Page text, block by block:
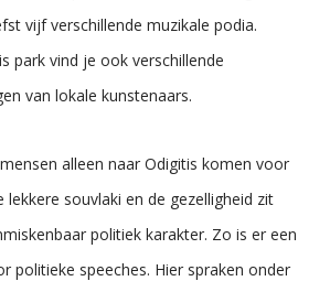
vijf verschillende muzikale podia.
park vind je ook verschillende
van lokale kunstenaars.
alleen naar Odigitis komen voor
lekkere souvlaki en de gezelligheid zit
politiek karakter. Zo is er een
politieke speeches. Hier spraken onder